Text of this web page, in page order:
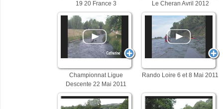
19 20 France 3 Le Cheran Avril 2012
Championnat Ligue
Descente 22 Mai 2011
Rando Loire 6 et 8 Mai 2011